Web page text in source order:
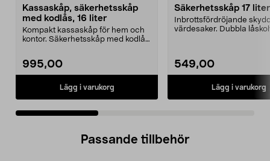
Kassaskåp, säkerhetsskåp
med kodlås, 16 liter
Kompakt kassaskåp för hem och
kontor. Säkerhetsskåp med kodlås
995,00
Lägg i varukorg
Säkerhetsskåp 17 liter
Inbrottsfördröjande
värdesaker. Dubbla
549,00
Lägg i varukorg
Passande tillbehör